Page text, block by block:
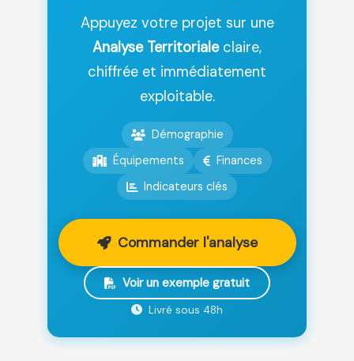
Appuyez votre projet sur une
Analyse Territorialeclaire,
chiffrée et immédiatement
exploitable.
Démographie
Équipements
Finances
Indicateurs clés
Commander l'analyse
Voir un exemple gratuit
Livré sous 48h